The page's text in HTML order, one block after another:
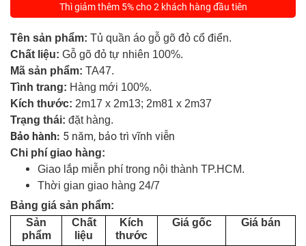
Nội
Thất
Văn
Phòng
Sản
Phẩm
Khác
Thiệu
Thì giảm thêm 5% cho 2 khách hàng đầu tiên
Tên sản phẩm: Tủ quần áo gỗ gõ đỏ cổ điển.
Chất liệu: Gỗ gõ đỏ tự nhiên 100%.
Mã sản phẩm: TA47.
Tình trang: Hàng mới 100%.
Kích thước: 2m17 x 2m13; 2m81 x 2m37
Trạng thái: đặt hàng.
Bảo hành: 5 năm, bảo trì vĩnh viễn
Chi phí giao hàng:
Giao lắp miễn phí trong nội thành TP.HCM.
Thời gian giao hàng 24/7
Bảng giá sản phẩm:
Sản
phẩm
Chất
liệu
Kích
thước
Giá gốc Giá bán